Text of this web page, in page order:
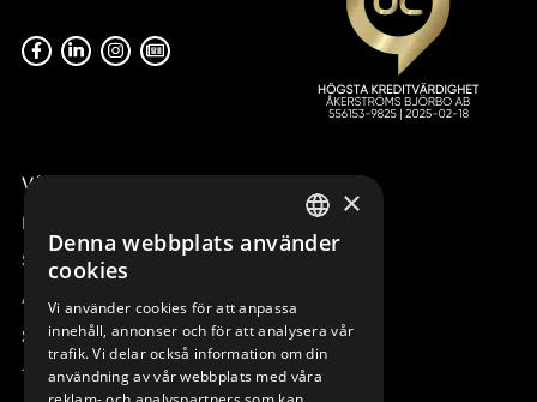
Våra radiostyrningar – översikt
Remotus
Sesam
Access_Ctrl
Support
Teknisk support
SWEDISH
DEUTSCH
×
Denna webbplats använder
cookies
Vi använder cookies för att anpassa
innehåll, annonser och för att analysera vår
trafik. Vi delar också information om din
användning av vår webbplats med våra